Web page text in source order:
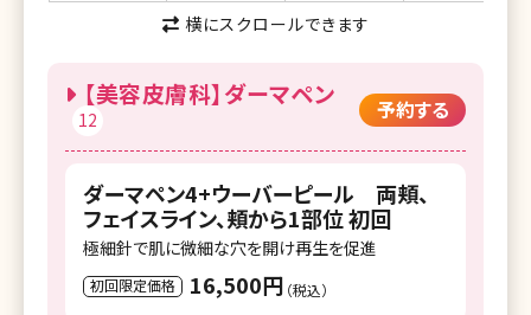
湘南美容クリニック 横浜東口院
湘南美容クリニック 新横浜院
湘南美容クリニック 横浜青葉台院
湘南美容クリニック 川崎院
湘南美容クリニック 武蔵小杉院
湘南美容クリニック 新百合ヶ丘院
横にスクロールできます
【美容皮膚科】ダーマペン
12 予約する
ダーマペン4+ウーバーピール 両頬、
フェイスライン、頬から1部位 初回
極細針で肌に微細な穴を開け再生を促進
初回限定価格 16,500円 （税込）